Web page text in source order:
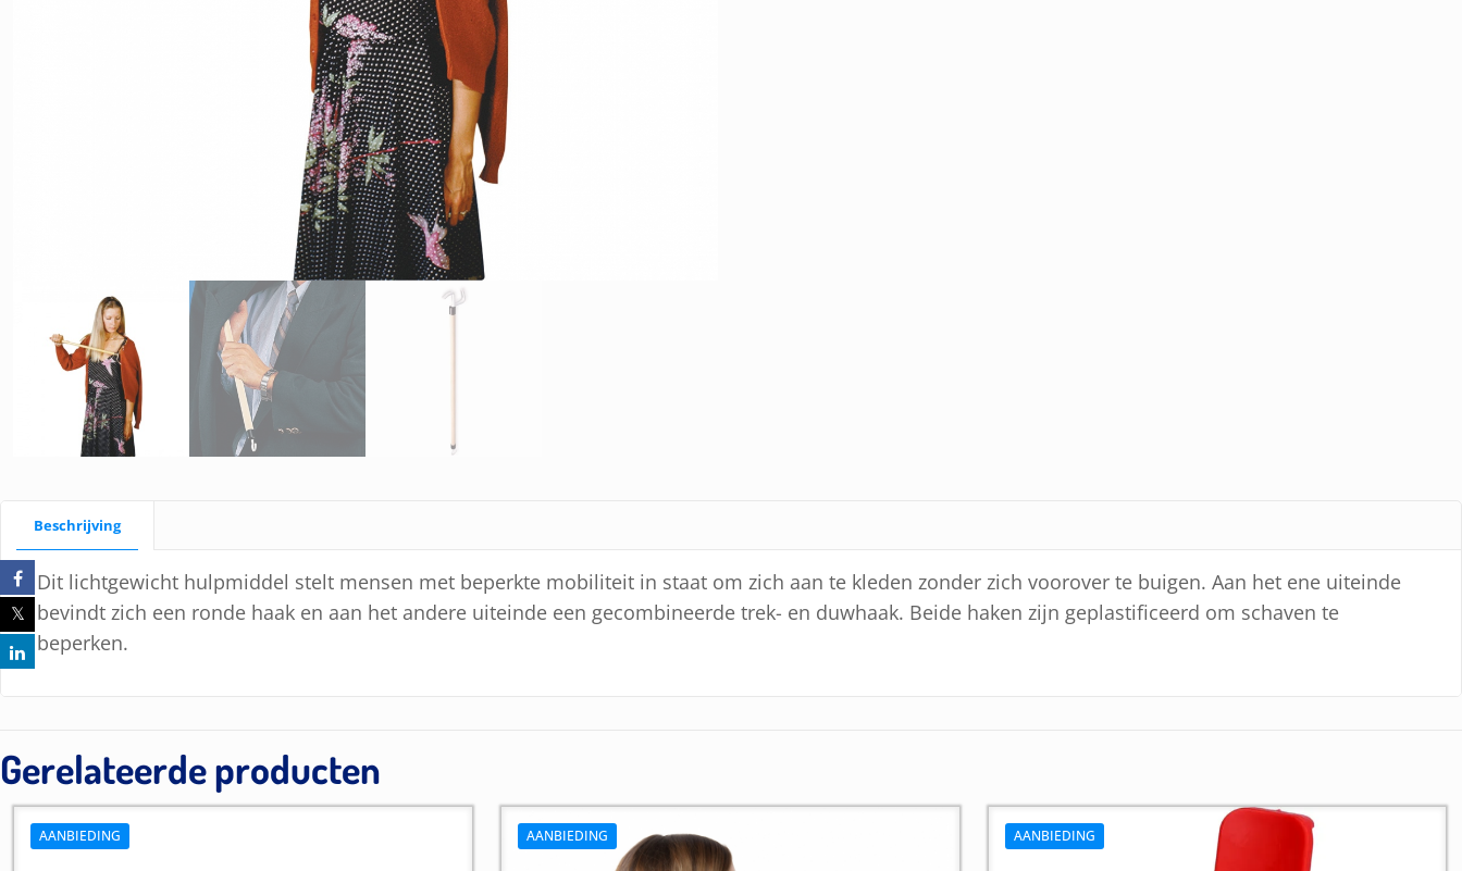
Beschrijving
Dit lichtgewicht hulpmiddel stelt mensen met beperkte mobiliteit in staat om zich aan te kleden zonder zich voorover te buigen. Aan het ene uiteinde
bevindt zich een ronde haak en aan het andere uiteinde een gecombineerde trek- en duwhaak. Beide haken zijn geplastificeerd om schaven te
beperken.
Gerelateerde producten
AANBIEDING AANBIEDING AANBIEDING